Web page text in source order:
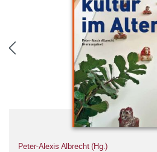
Peter-Alexis Albrecht (Hg.)